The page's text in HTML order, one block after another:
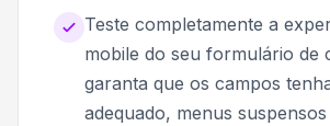
Teste completamente a
mobile do seu formulário de
garanta que os campos
adequado, menus